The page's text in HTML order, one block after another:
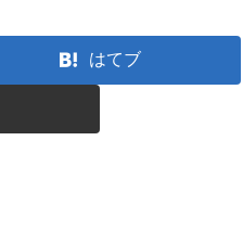
はてブ